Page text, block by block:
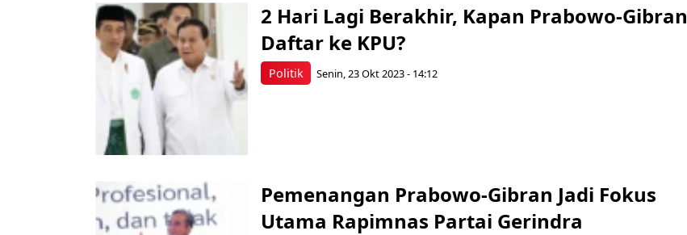
Politik
2 Hari Lagi Berakhir, Kapan Prabowo-Gibran
Daftar ke KPU?
Senin, 23 Okt 2023 - 14:12
Pemenangan Prabowo-Gibran Jadi Fokus
Utama Rapimnas Partai Gerindra